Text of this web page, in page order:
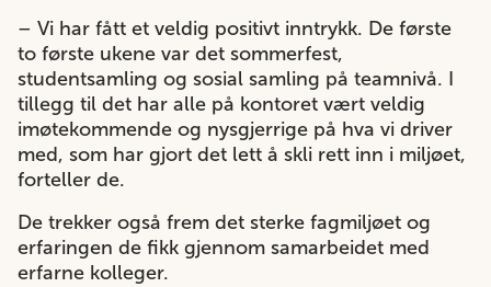
– Vi har fått et veldig positivt inntrykk. De første
to første ukene var det sommerfest,
studentsamling og sosial samling på teamnivå. I
tillegg til det har alle på kontoret vært veldig
imøtekommende og nysgjerrige på hva vi driver
med, som har gjort det lett å skli rett inn i miljøet,
forteller de.
De trekker også frem det sterke fagmiljøet og
erfaringen de fikk gjennom samarbeidet med
erfarne kolleger.